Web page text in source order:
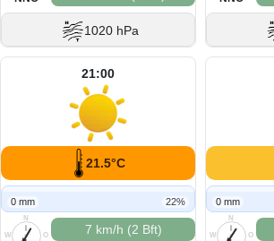
1020 hPa
21:00
21.5°C
0 mm 22%
N
O
W
7 km/h (2 Bft)
0 mm
N
O
W